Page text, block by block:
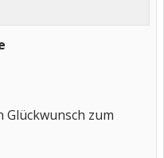
Glückwunsch zum